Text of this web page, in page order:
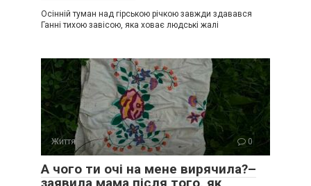
Осінній туман над гірською річкою завжди здавався
Ганні тихою завісою, яка ховає людські жалі
Життя 0
А чого ти очі на мене вирячила?–